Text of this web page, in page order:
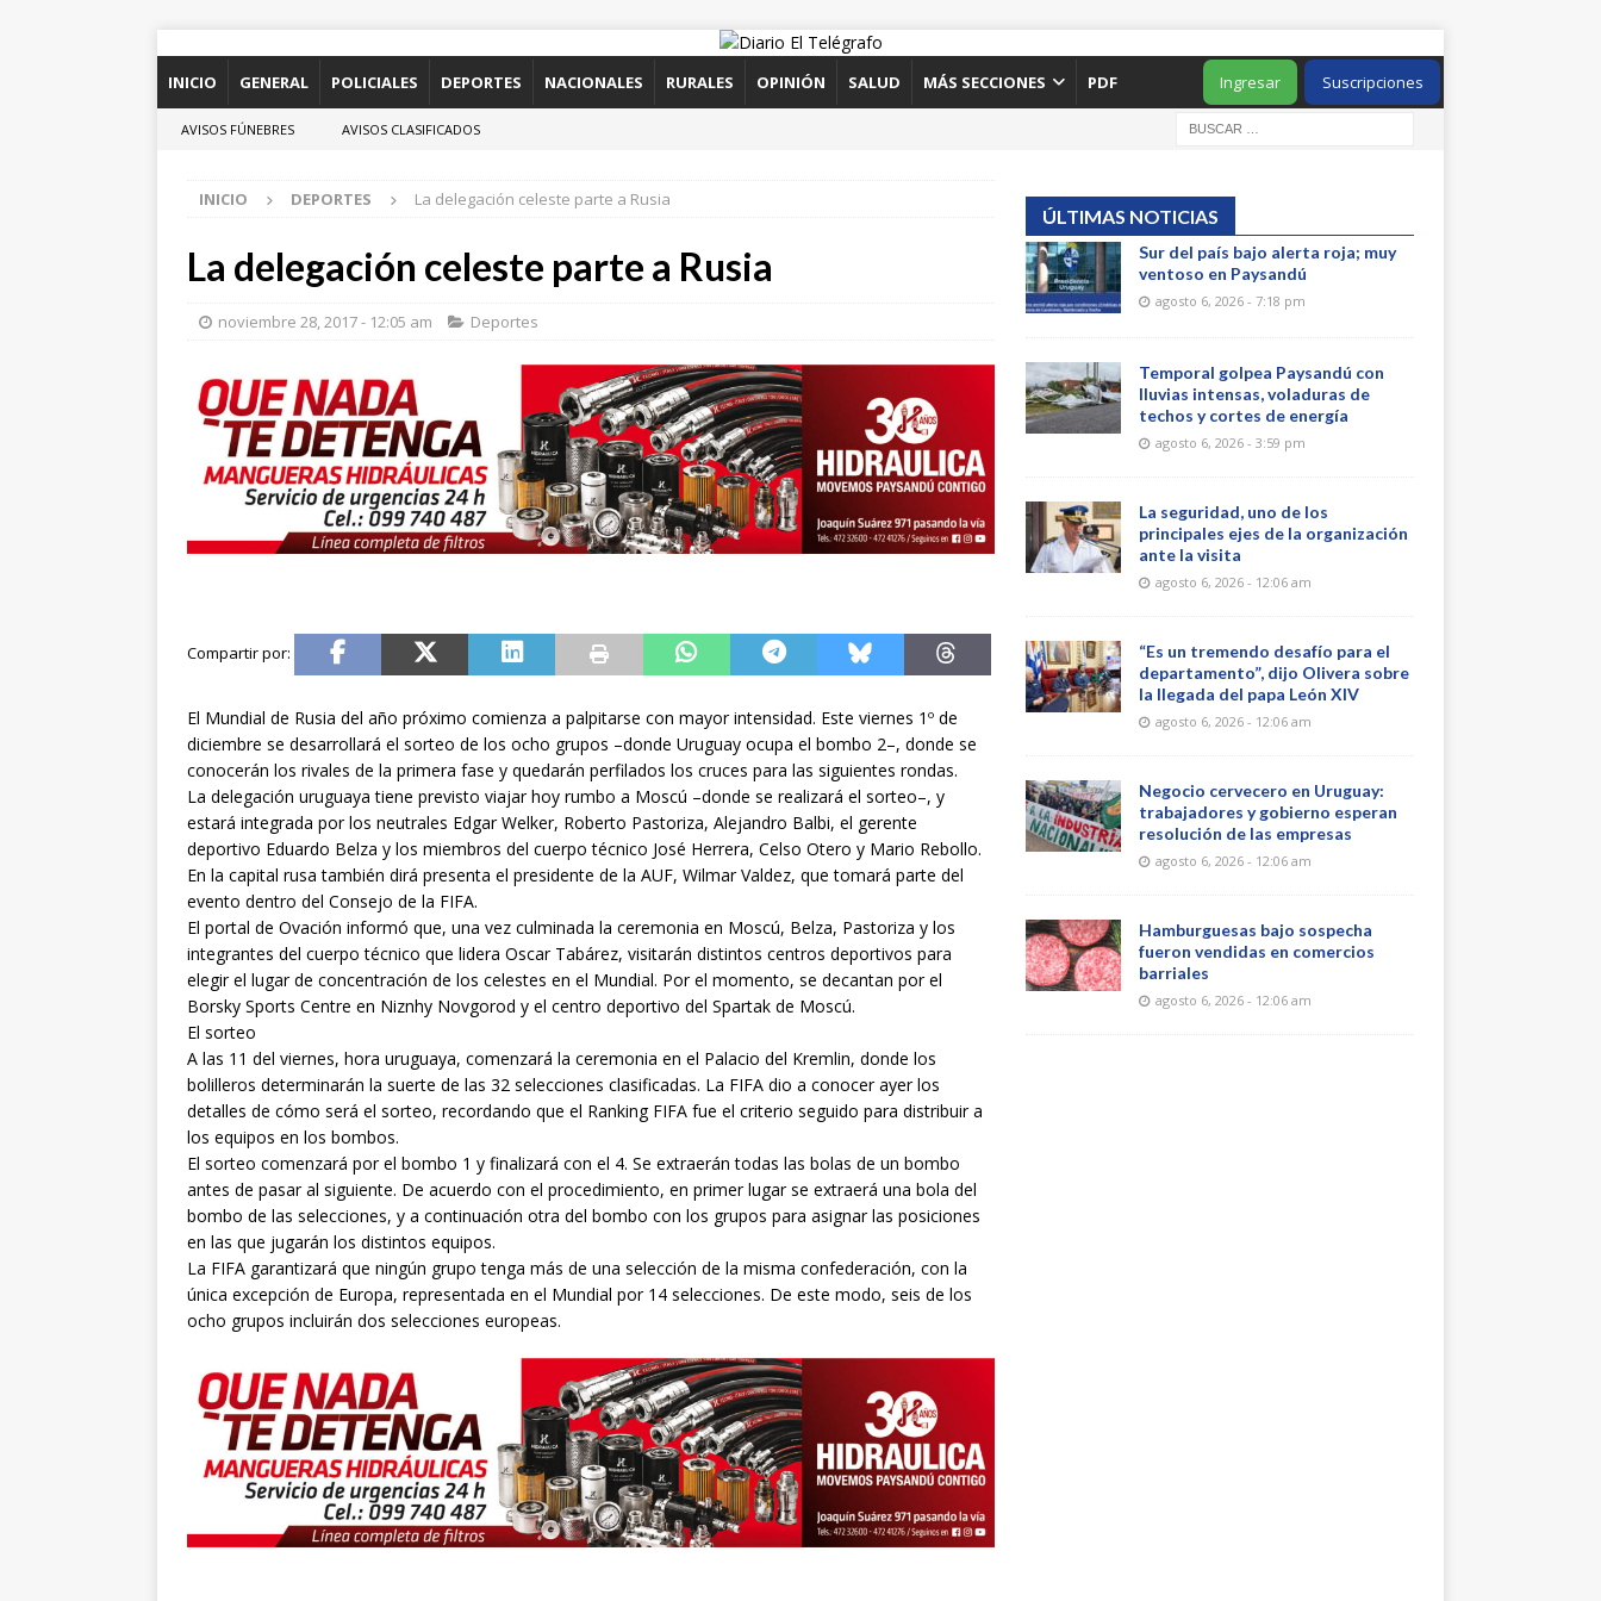
INICIO GENERAL POLICIALES DEPORTES NACIONALES RURALES OPINIÓN SALUD MÁS SECCIONES PDF Suscripciones
Ingresar
AVISOS FÚNEBRES AVISOS CLASIFICADOS
INICIO DEPORTES La delegación celeste parte a Rusia
La delegación celeste parte a Rusia
noviembre 28, 2017 - 12:05 am Deportes
El Mundial de Rusia del año próximo comienza a palpitarse con mayor intensidad. Este viernes 1º de
diciembre se desarrollará el sorteo de los ocho grupos –donde Uruguay ocupa el bombo 2–, donde se
conocerán los rivales de la primera fase y quedarán perfilados los cruces para las siguientes rondas.
La delegación uruguaya tiene previsto viajar hoy rumbo a Moscú –donde se realizará el sorteo–, y
estará integrada por los neutrales Edgar Welker, Roberto Pastoriza, Alejandro Balbi, el gerente
deportivo Eduardo Belza y los miembros del cuerpo técnico José Herrera, Celso Otero y Mario Rebollo.
En la capital rusa también dirá presenta el presidente de la AUF, Wilmar Valdez, que tomará parte del
evento dentro del Consejo de la FIFA.
El portal de Ovación informó que, una vez culminada la ceremonia en Moscú, Belza, Pastoriza y los
integrantes del cuerpo técnico que lidera Oscar Tabárez, visitarán distintos centros deportivos para
elegir el lugar de concentración de los celestes en el Mundial. Por el momento, se decantan por el
Borsky Sports Centre en Niznhy Novgorod y el centro deportivo del Spartak de Moscú.
El sorteo
A las 11 del viernes, hora uruguaya, comenzará la ceremonia en el Palacio del Kremlin, donde los
bolilleros determinarán la suerte de las 32 selecciones clasificadas. La FIFA dio a conocer ayer los
detalles de cómo será el sorteo, recordando que el Ranking FIFA fue el criterio seguido para distribuir a
los equipos en los bombos.
El sorteo comenzará por el bombo 1 y finalizará con el 4. Se extraerán todas las bolas de un bombo
antes de pasar al siguiente. De acuerdo con el procedimiento, en primer lugar se extraerá una bola del
bombo de las selecciones, y a continuación otra del bombo con los grupos para asignar las posiciones
en las que jugarán los distintos equipos.
La FIFA garantizará que ningún grupo tenga más de una selección de la misma confederación, con la
única excepción de Europa, representada en el Mundial por 14 selecciones. De este modo, seis de los
ocho grupos incluirán dos selecciones europeas.
ÚLTIMAS NOTICIAS
Sur del país bajo alerta roja; muy
ventoso en Paysandú
agosto 6, 2026 - 7:18 pm
Temporal golpea Paysandú con
lluvias intensas, voladuras de
techos y cortes de energía
agosto 6, 2026 - 3:59 pm
La seguridad, uno de los
principales ejes de la organización
ante la visita
agosto 6, 2026 - 12:06 am
“Es un tremendo desafío para el
departamento”, dijo Olivera sobre
la llegada del papa León XIV
agosto 6, 2026 - 12:06 am
Negocio cervecero en Uruguay:
trabajadores y gobierno esperan
resolución de las empresas
agosto 6, 2026 - 12:06 am
Hamburguesas bajo sospecha
fueron vendidas en comercios
barriales
agosto 6, 2026 - 12:06 am